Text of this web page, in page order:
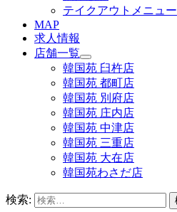
テイクアウトメニュー
MAP
求人情報
店舗一覧
韓国苑 臼杵店
韓国苑 都町店
韓国苑 別府店
韓国苑 庄内店
韓国苑 中津店
韓国苑 三重店
韓国苑 大在店
韓国苑わさだ店
検索: